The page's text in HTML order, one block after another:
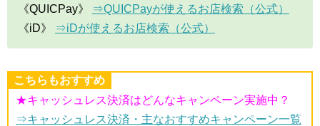
《QUICPay》
⇒QUICPayが使えるお店検索（公式）
《iD》
⇒iDが使えるお店検索（公式）
こちらもおすすめ
★キャッシュレス決済はどんなキャンペーン実施中？
⇒キャッシュレス決済・主なおすすめキャンペーン一覧